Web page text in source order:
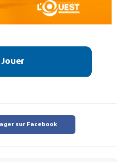
Jouer
sur Facebook